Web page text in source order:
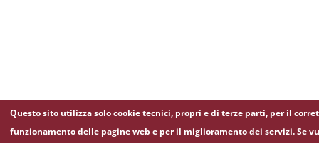
Questo sito utilizza solo cookie tecnici, propri e di terze parti, per il
funzionamento delle pagine web e per il miglioramento dei servizi. Se